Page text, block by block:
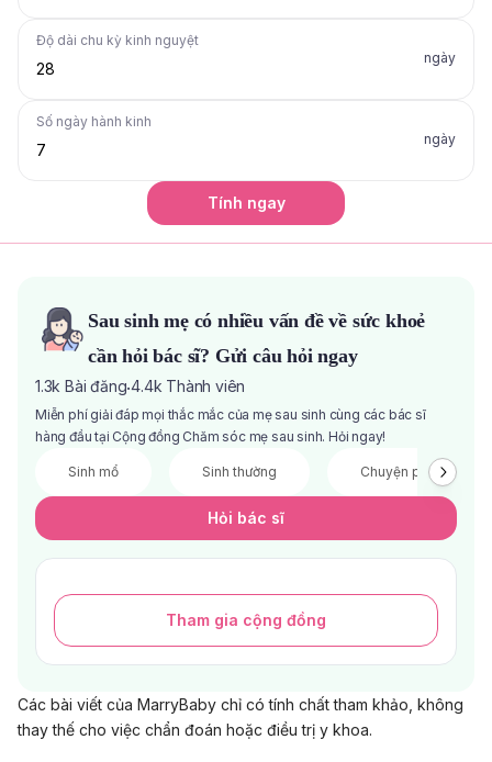
Độ dài chu kỳ kinh nguyệt
ngày
Số ngày hành kinh
ngày
Tính ngay
Sau sinh mẹ có nhiều vấn đề về sức khoẻ
cần hỏi bác sĩ? Gửi câu hỏi ngay
1.3k Bài đăng·4.4k Thành viên
Miễn phí giải đáp mọi thắc mắc của mẹ sau sinh cùng các bác sĩ
hàng đầu tại Cộng đồng Chăm sóc mẹ sau sinh. Hỏi ngay!
Sinh mổ Sinh thường Chuyện phòng the
Hỏi bác sĩ
Tham gia cộng đồng
Các bài viết của MarryBaby chỉ có tính chất tham khảo, không
thay thế cho việc chẩn đoán hoặc điều trị y khoa.